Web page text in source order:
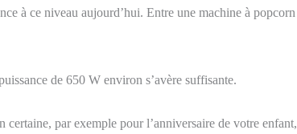
à ce niveau aujourd’hui. Entre une machine à
de 650 W environ s’avère suffisante.
par exemple pour l’anniversaire de votre